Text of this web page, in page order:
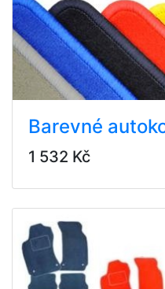
Barevné
1 532 Kč